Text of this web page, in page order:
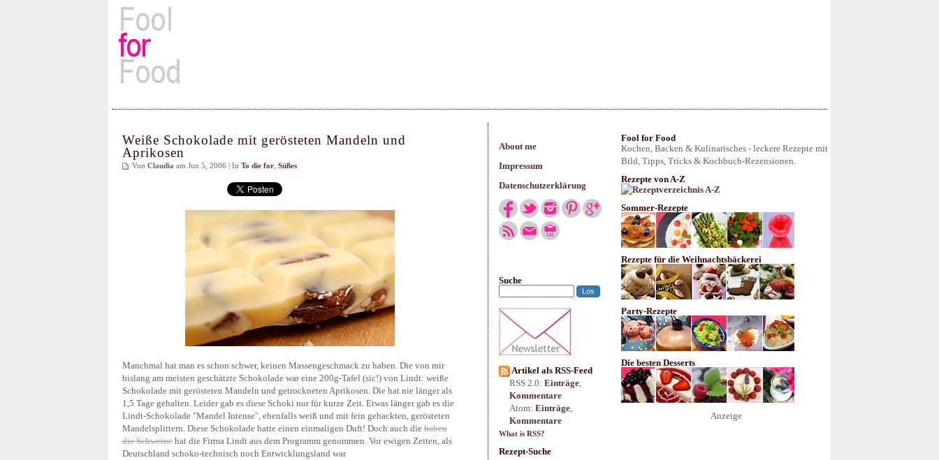
About me
Impressum
Datenschutzerklärung
Suche
Artikel als RSS-Feed
RSS 2.0: Einträge,
Kommentare
Atom: Einträge,
Kommentare
What is RSS?
Rezept-Suche
Weiße Schokolade mit gerösteten Mandeln und
Aprikosen
Von Claudia am Jun 5, 2006 | In To die for Süßes
Manchmal hat man es schon schwer, keinen Massengeschmack zu haben. Die von mir
bislang am meisten geschätzte Schokolade war eine 200g-Tafel (sic!) von Lindt: weiße
Schokolade mit gerösteten Mandeln und getrockneten Aprikosen. Die hat nie länger als
1,5 Tage gehalten. Leider gab es diese Schoki nur für kurze Zeit. Etwas länger gab es die
Lindt-Schokolade "Mandel Intense", ebenfalls weiß und mit fein gehackten, gerösteten
Mandelsplittern. Diese Schokolade hatte einen einmaligen Duft! Doch auch die haben
die Schweine hat die Firma Lindt aus dem Programm genommen. Vor ewigen Zeiten, als
Deutschland schoko-technisch noch Entwicklungsland war
Fool for Food
Kochen, Backen & Kulinarisches - leckere Rezepte mit
Bild, Tipps, Tricks & Kochbuch-Rezensionen.
Rezepte von A-Z
Sommer-Rezepte
Rezepte für die Weihnachtsbäckerei
Party-Rezepte
Die besten Desserts
Anzeige